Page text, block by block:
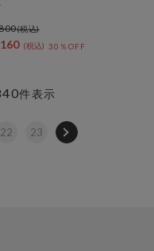
30％OFF
件表示
22 23